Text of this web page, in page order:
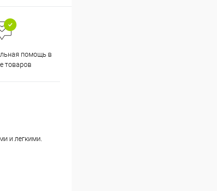
помощь в
товаров
и легкими.